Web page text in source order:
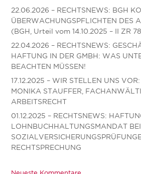
22.06.2026 – RECHTSNEWS: BGH
ÜBERWACHUNGSPFLICHTEN DES
(BGH, Urteil vom 14.10.2025 – II ZR
22.04.2026 – RECHTSNEWS:
HAFTUNG IN DER GMBH: WAS
BEACHTEN MÜSSEN!
17.12.2025 – WIR STELLEN UNS
MONIKA STAUFFER,
ARBEITSRECHT
01.12.2025 – RECHTSNEWS:
LOHNBUCHHALTUNGSMANDAT BEI
RECHTSPRECHUNG